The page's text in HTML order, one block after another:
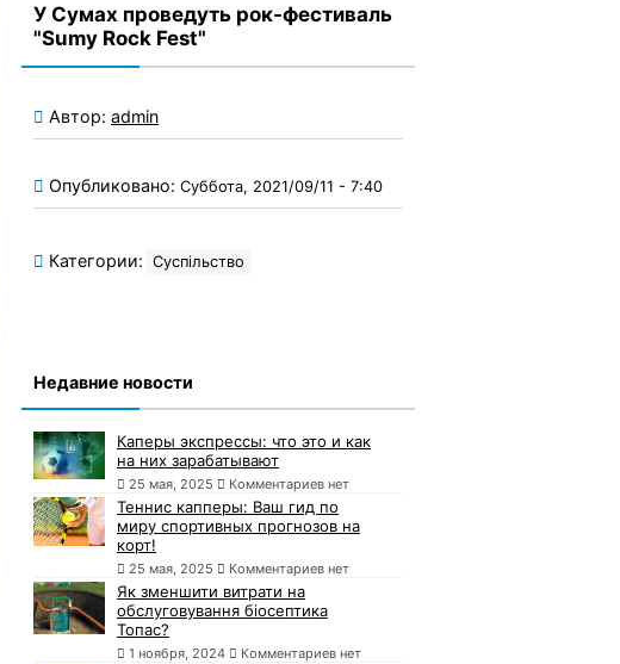
У Сумах проведуть рок-фестиваль
"Sumy Rock Fest"
Автор: admin
Опубликовано: Суббота, 2021/09/11 - 7:40
Категории: Суспільство
Недавние новости
Каперы экспрессы: что это и как
на них зарабатывают
25 мая, 2025 Комментариев нет
Теннис капперы: Ваш гид по
миру спортивных прогнозов на
корт!
25 мая, 2025 Комментариев нет
Як зменшити витрати на
обслуговування біосептика
Топас?
1 ноября, 2024 Комментариев нет